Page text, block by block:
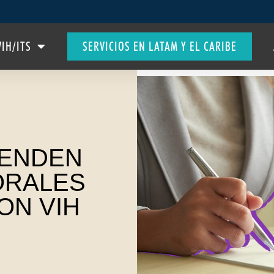
ITS SERVICIOS EN LATAM Y EL CARIBE
VIH